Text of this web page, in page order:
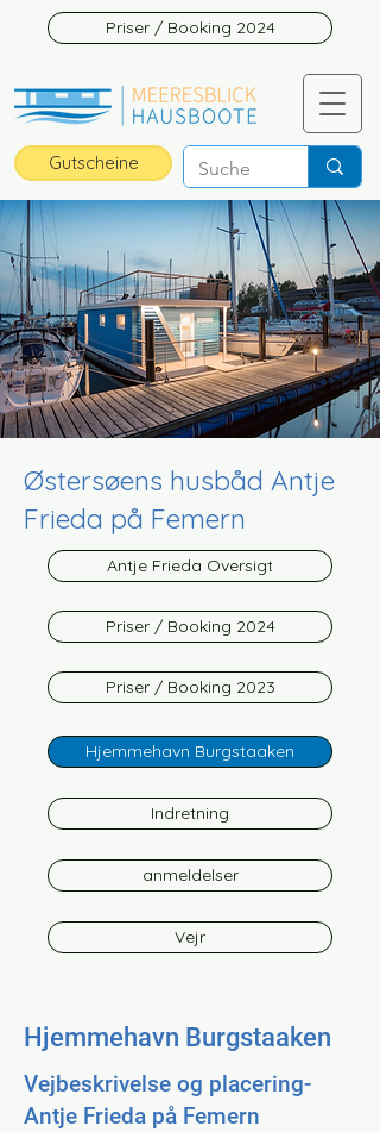
Gutscheine
Priser / Booking 2024
Østersøens husbåd Antje
Frieda på Femern
Antje Frieda Oversigt
Priser / Booking 2024
Priser / Booking 2023
Hjemmehavn Burgstaaken
Indretning
anmeldelser
Vejr
Hjemmehavn Burgstaaken
Vejbeskrivelse og placering-
Antje Frieda på Femern